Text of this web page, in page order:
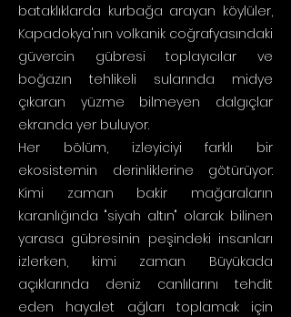
bataklıklarda kurbağa arayan köylüler,
Kapadokya'nın volkanik coğrafyasındaki
güvercin gübresi toplayıcılar ve
boğazın tehlikeli sularında midye
çıkaran yüzme bilmeyen dalgıçlar
ekranda yer buluyor.
Her bölüm, izleyiciyi farklı bir
ekosistemin derinliklerine götürüyor:
Kimi zaman bakir mağaraların
karanlığında "siyah altın" olarak bilinen
yarasa gübresinin peşindeki insanları
izlerken, kimi zaman Büyükada
açıklarında deniz canlılarını tehdit
eden hayalet ağları toplamak için